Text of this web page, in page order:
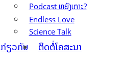
Podcast ຫຍັງເກາະ?
Endless Love
Science Talk
ກ່ຽວກັບ ຕິດຕໍ່ໂຄສະນາ